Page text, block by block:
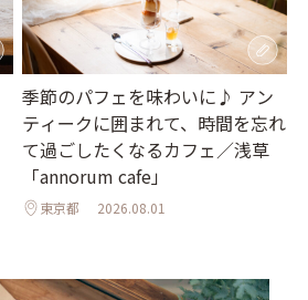
季節のパフェを味わいに♪ アン
ティークに囲まれて、時間を忘れ
て過ごしたくなるカフェ／浅草
「annorum cafe」
東京都 2026.08.01